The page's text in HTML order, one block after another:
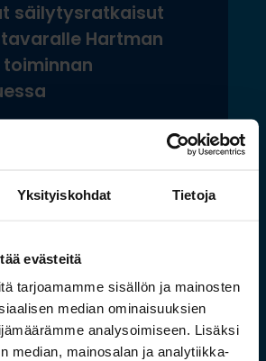
Yksityiskohdat Tietoja
evästeitä
tarjoamamme sisällön ja mainosten
median ominaisuuksien
analysoimiseen. Lisäksi
median, mainosalan ja analytiikka-
säilytysratkaisut
Hartman
toiminnan